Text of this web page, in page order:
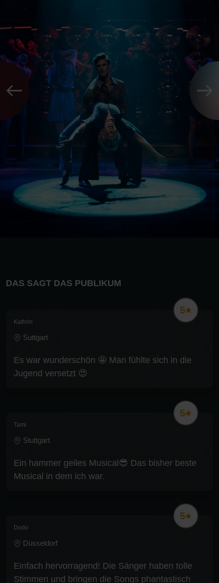
DAS SAGT DAS PUBLIKUM
5
Kathrin
Suttgart
Es war wunderschön 🤩 Man fühlte sich in die
Jugend versetzt 😍
5
Tami
Stuttgart
Ein hammer geiles Musical😎 Das bisher beste
Musical in dem ich war.
5
Dodo
Düsseldorf
Einfach hervorragend! Die Sänger haben tolle
Stimmen und bringen die Songs phantastisch